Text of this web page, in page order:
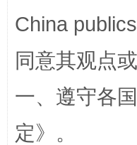
China
同意其观点
一、遵守各
定》。